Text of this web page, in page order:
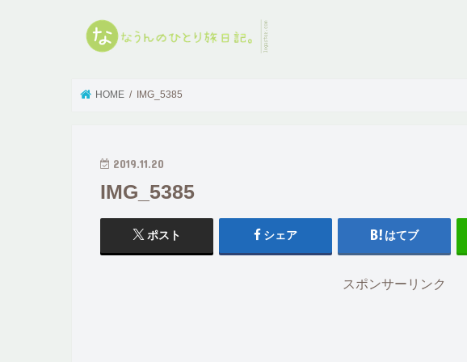
HOME IMG_5385
2019.11.20
IMG_5385
ポスト シェア はてブ
スポンサーリンク